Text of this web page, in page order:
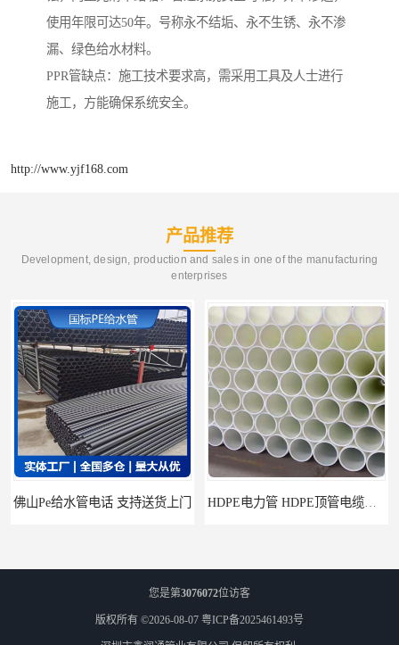
使用年限可达50年。号称永不结垢、永不生锈、永不渗
漏、绿色给水材料。
PPR管缺点：施工技术要求高，需采用工具及人士进行
施工，方能确保系统安全。
http://www.yjf168.com
产品推荐
Development, design, production and sales in one of the manufacturing
enterprises
Pe给水管电话 支持送货上门 HDPE电力管 HDPE顶管电缆管保护套管
您是第3076072位访客
版权所有 ©2026-08-07 粤ICP备2025461493号